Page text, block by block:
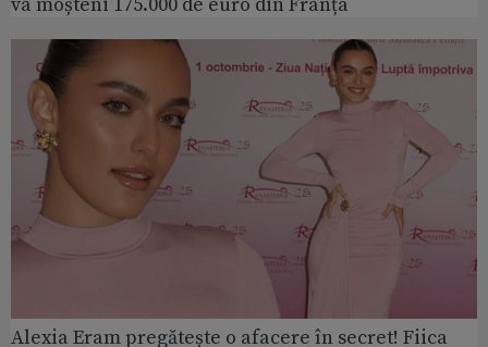
va moșteni 175.000 de euro din Franța
Alexia Eram pregătește o afacere în secret! Fiica